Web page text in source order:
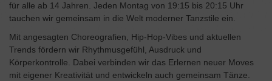
für alle ab 14 Jahren. Jeden Montag von 19:15 bis 20:15 Uhr
tauchen wir gemeinsam in die Welt moderner Tanzstile ein.
Mit angesagten Choreografien, Hip-Hop-Vibes und aktuellen
Trends fördern wir Rhythmusgefühl, Ausdruck und
Körperkontrolle. Dabei verbinden wir das Erlernen neuer Moves
mit eigener Kreativität und entwickeln auch gemeinsam Tänze.